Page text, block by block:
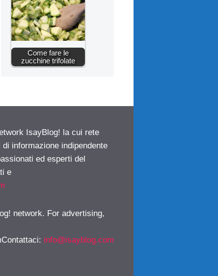
Come fare le
zucchine trifolate
IsayBlog! la cui rete
informazione indipendente
ed esperti del
e
network. For advertising,
: info@isayblog.com